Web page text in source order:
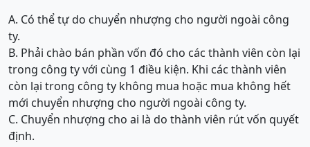
A. Có thể tự do chuyển nhượng cho người ngoài công
ty.
B. Phải chào bán phần vốn đó cho các thành viên còn lại
trong công ty với cùng 1 điều kiện. Khi các thành viên
còn lại trong công ty không mua hoặc mua không hết
mới chuyển nhượng cho người ngoài công ty.
C. Chuyển nhượng cho ai là do thành viên rút vốn quyết
định.